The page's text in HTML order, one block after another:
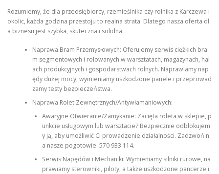
Rozumiemy, że dla przedsiębiorcy, rzemieślnika czy rolnika z Karczewa i
okolic, każda godzina przestoju to realna strata. Dlatego nasza oferta dl
a biznesu jest szybka, skuteczna i solidna.
Naprawa Bram Przemysłowych: Oferujemy serwis ciężkich bra
m segmentowych i rolowanych w warsztatach, magazynach, hal
ach produkcyjnych i gospodarstwach rolnych. Naprawiamy nap
ędy dużej mocy, wymieniamy uszkodzone panele i przeprowad
zamy testy bezpieczeństwa.
Naprawa Rolet Zewnętrznych/Antywłamaniowych:
Awaryjne Otwieranie/Zamykanie: Zacięta roleta w sklepie, p
unkcie usługowym lub warsztacie? Bezpiecznie odblokujem
y ją, aby umożliwić Ci prowadzenie działalności. Zadzwoń n
a nasze pogotowie: 570 933 114.
Serwis Napędów i Mechaniki: Wymieniamy silniki rurowe, na
prawiamy sterowniki, piloty, a także uszkodzone pancerze i